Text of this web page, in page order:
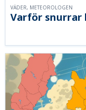
Varför snurrar
VÄDER, METEOROLOGEN